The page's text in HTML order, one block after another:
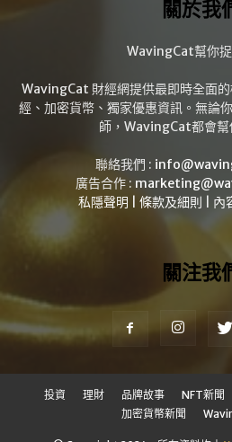
關於我
WavingCat幫你
WavingCat 財經網提供最即時全面
經、加密貨幣、獨家優惠資訊。無論
師，WavingCat都會幫
聯絡我們 :
廣告合作 :
私隱聲明
條款及細則 內
關注我
投資 理財 品牌故事 NFT新聞
加密貨幣新聞